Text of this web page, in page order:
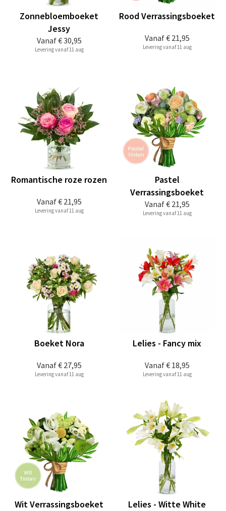
Vanaf€ 30,95
Zonnebloemboeket
Jessy
Levering vanaf 11 aug
Vanaf€ 21,95
Rood Verrassingsboeket
Levering vanaf 11 aug
Vanaf€ 21,95
Romantische roze rozen
Levering vanaf 11 aug
Vanaf€ 21,95
Pastel
Verrassingsboeket
Levering vanaf 11 aug
Vanaf€ 27,95
Boeket Nora
Levering vanaf 11 aug
Vanaf€ 18,95
Lelies - Fancy mix
Levering vanaf 11 aug
Wit Verrassingsboeket
Lelies - Witte White